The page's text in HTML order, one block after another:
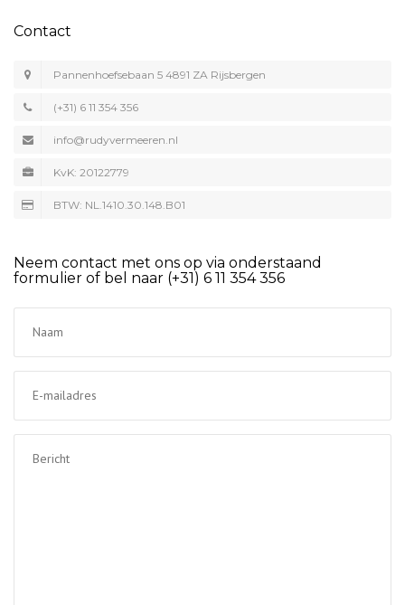
Contact
Pannenhoefsebaan 5 4891 ZA Rijsbergen
(+31) 6 11 354 356
info@rudyvermeeren.nl
KvK: 20122779
BTW: NL.1410.30.148.B01
Neem contact met ons op via onderstaand
formulier of bel naar (+31) 6 11 354 356